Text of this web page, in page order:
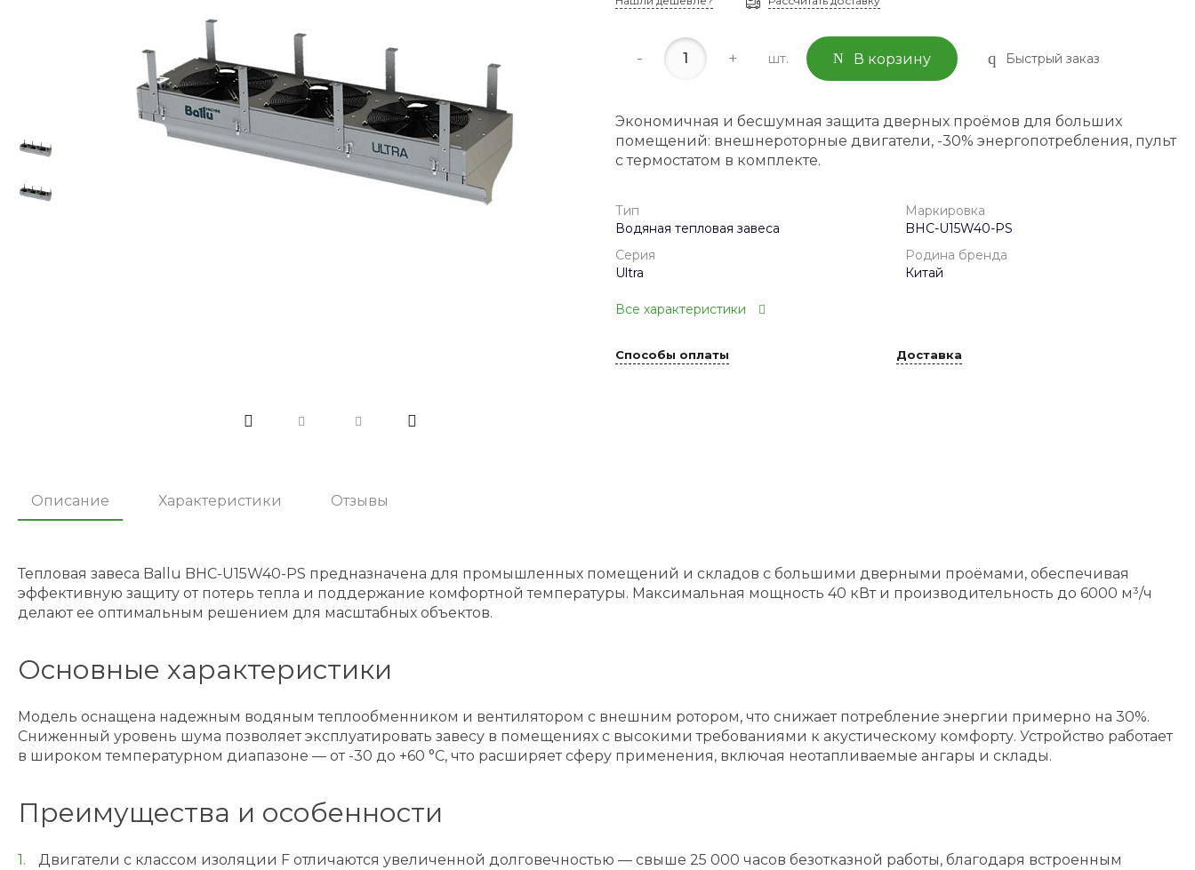
- + шт. В корзину Быстрый заказ
Экономичная и бесшумная защита дверных проёмов для больших
помещений: внешнероторные двигатели, -30% энергопотребления, пульт
с термостатом в комплекте.
Тип
Водяная тепловая завеса
Маркировка
BHC-U15W40-PS
Серия
Ultra
Родина бренда
Китай
Все характеристики
Способы оплаты Доставка
Описание Характеристики Отзывы
Тепловая завеса Ballu BHC-U15W40-PS предназначена для промышленных помещений и складов с большими дверными проёмами, обеспечивая
эффективную защиту от потерь тепла и поддержание комфортной температуры. Максимальная мощность 40 кВт и производительность до 6000 м³/ч
делают ее оптимальным решением для масштабных объектов.
Основные характеристики
Модель оснащена надежным водяным теплообменником и вентилятором с внешним ротором, что снижает потребление энергии примерно на 30%.
Сниженный уровень шума позволяет эксплуатировать завесу в помещениях с высокими требованиями к акустическому комфорту. Устройство работает
в широком температурном диапазоне — от -30 до +60 °C, что расширяет сферу применения, включая неотапливаемые ангары и склады.
Преимущества и особенности
Двигатели с классом изоляции F отличаются увеличенной долговечностью — свыше 25 000 часов безотказной работы, благодаря встроенным